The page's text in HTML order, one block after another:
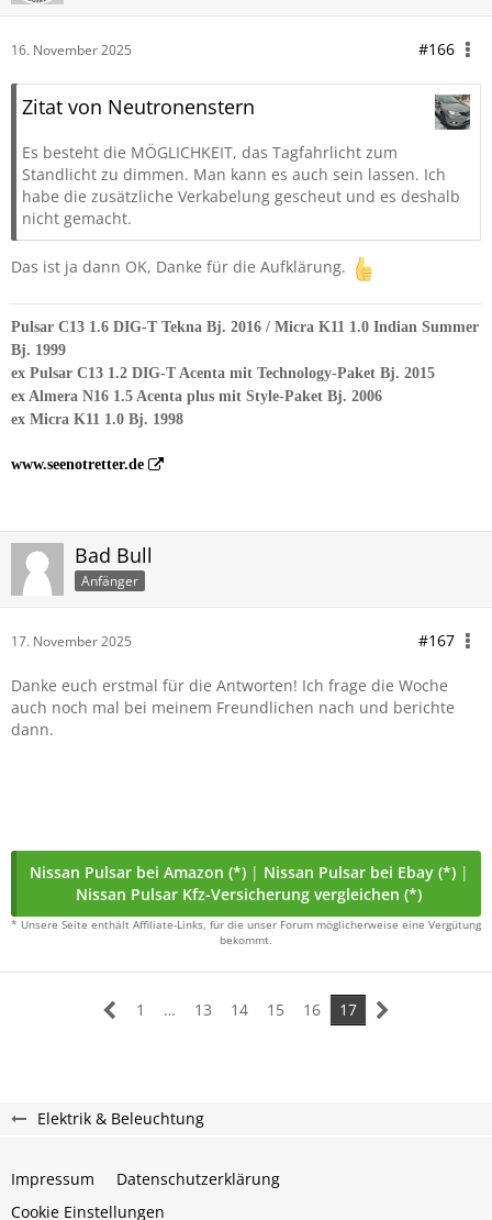
16. November 2025 #166
Zitat von Neutronenstern
Es besteht die MÖGLICHKEIT, das Tagfahrlicht zum
Standlicht zu dimmen. Man kann es auch sein lassen. Ich
habe die zusätzliche Verkabelung gescheut und es deshalb
nicht gemacht.
Das ist ja dann OK, Danke für die Aufklärung.
Pulsar C13 1.6 DIG-T Tekna Bj. 2016 / Micra K11 1.0 Indian Summer
Bj. 1999
ex Pulsar C13 1.2 DIG-T Acenta mit Technology-Paket Bj. 2015
ex Almera N16 1.5 Acenta plus mit Style-Paket Bj. 2006
ex Micra K11 1.0 Bj. 1998
www.seenotretter.de
Bad Bull
Anfänger
17. November 2025 #167
Danke euch erstmal für die Antworten! Ich frage die Woche
auch noch mal bei meinem Freundlichen nach und berichte
dann.
Nissan Pulsar bei Amazon (*)| Nissan Pulsar bei Ebay (*)|
Nissan Pulsar Kfz-Versicherung vergleichen (*)
* Unsere Seite enthält Affiliate-Links, für die unser Forum möglicherweise eine Vergütung
bekommt.
1 … 13 14 15 16 17
Elektrik & Beleuchtung
Impressum
Datenschutzerklärung
Cookie Einstellungen